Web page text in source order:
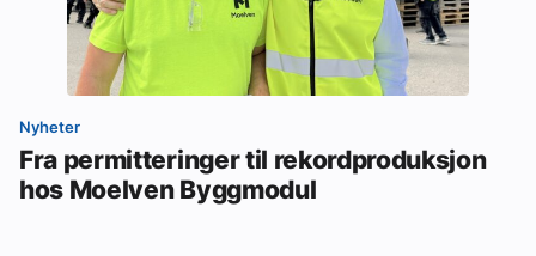
Nyheter
Fra permitteringer til rekordproduksjon
hos Moelven Byggmodul